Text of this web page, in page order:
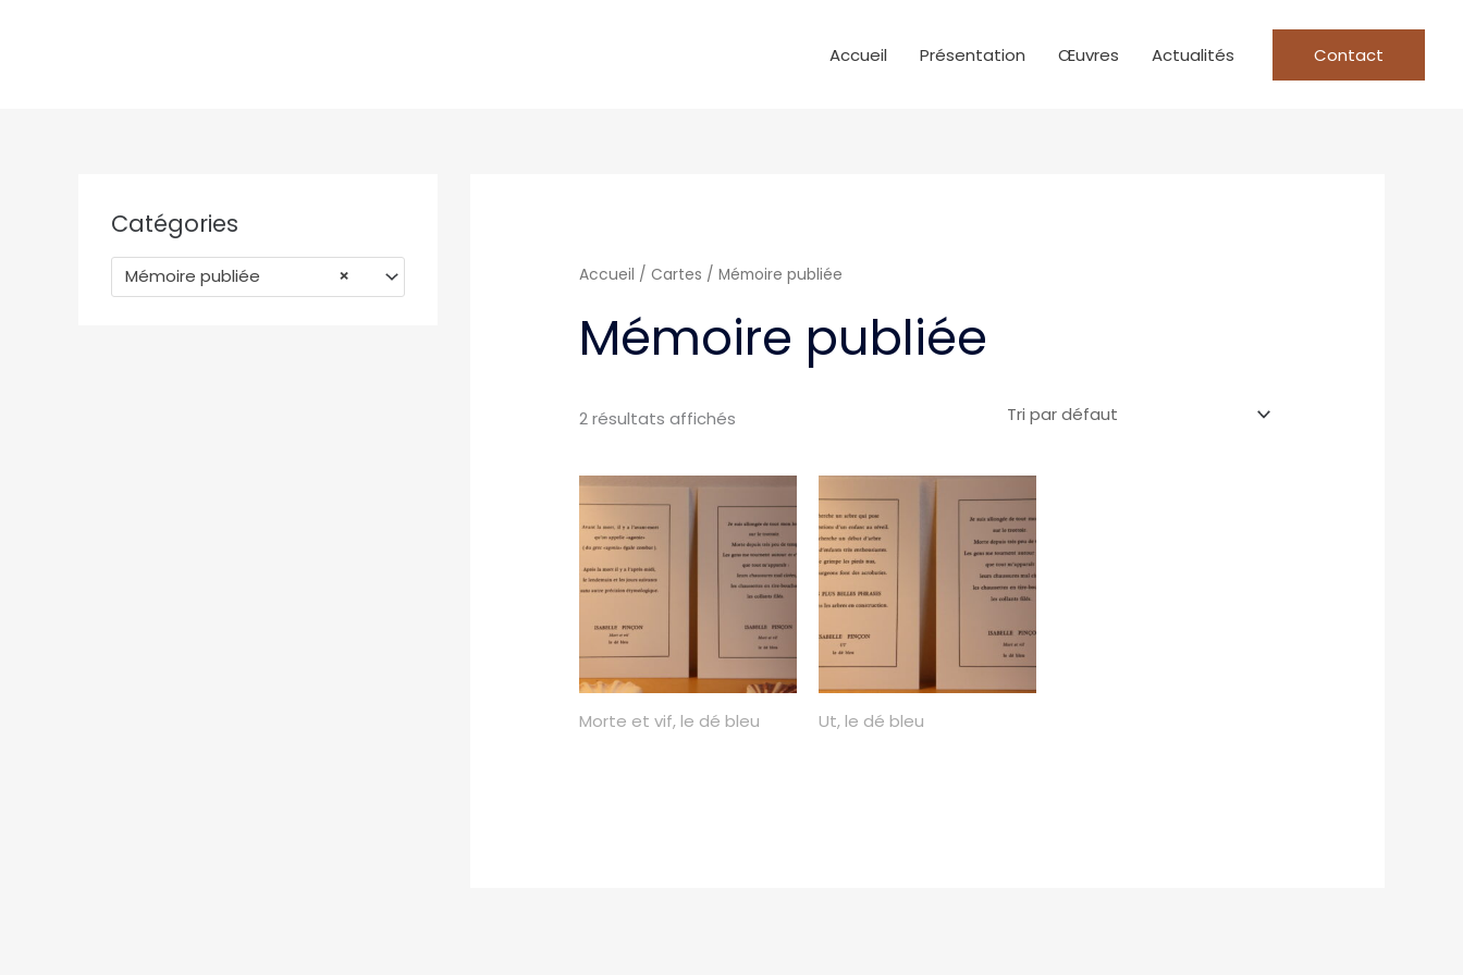
Accueil Présentation Œuvres Actualités Contact
Catégories
×
Mémoire publiée Accueil /Cartes / Mémoire publiée
Mémoire publiée
2 résultats affichés
Morte et vif, le dé bleu Ut, le dé bleu